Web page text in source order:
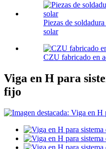
Piezas de
solar
CZU fabricado en
Viga en H para
fijo